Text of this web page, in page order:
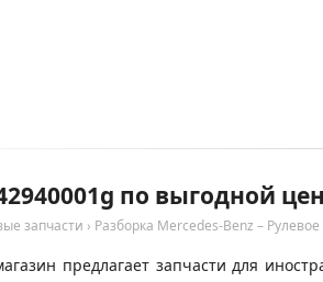
по выгодной
запчасти › Разборка Mercedes-Benz –
предлагает запчасти для